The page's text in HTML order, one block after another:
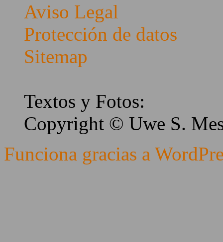
Aviso Legal
Protección de datos
Sitemap
Textos y Fotos:
Copyright © Uwe S.
Funciona gracias a